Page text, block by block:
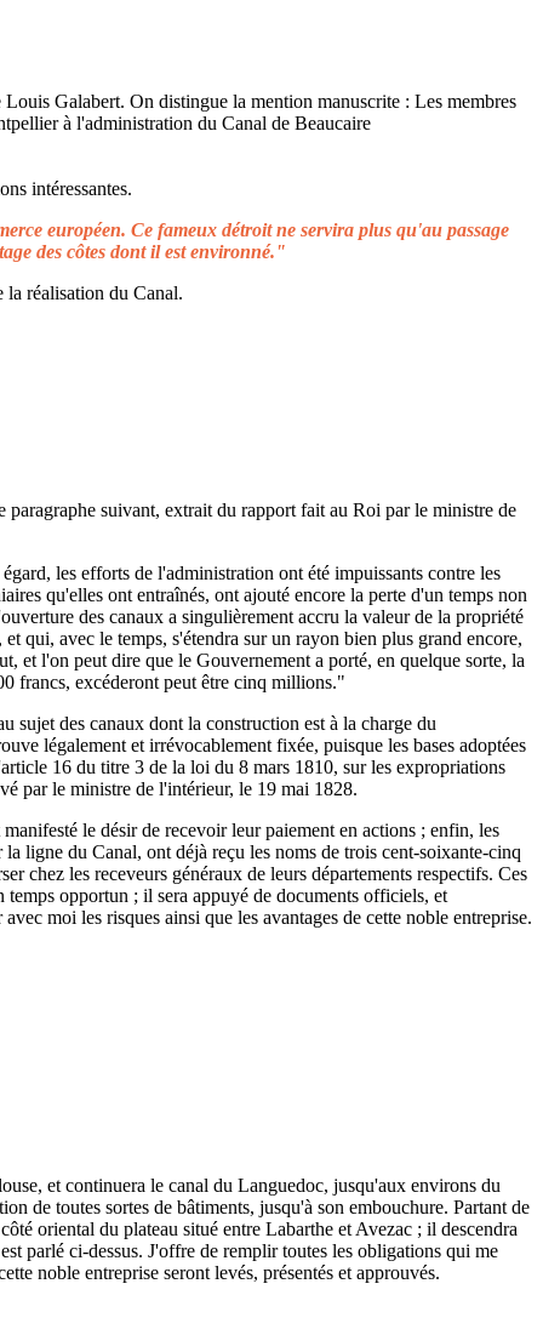
intéressantes.
européen. Ce fameux détroit ne servira plus qu'au passage
des côtes dont il est environné."
réalisation du Canal.
suivant, extrait du rapport fait au Roi par le ministre de
les efforts de l'administration ont été impuissants contre les
qu'elles ont entraînés, ont ajouté encore la perte d'un temps non
des canaux a singulièrement accru la valeur de la propriété
qui, avec le temps, s'étendra sur un rayon bien plus grand encore,
et l'on peut dire que le Gouvernement a porté, en quelque sorte, la
francs, excéderont peut être cinq millions."
sujet des canaux dont la construction est à la charge du
légalement et irrévocablement fixée, puisque les bases adoptées
16 du titre 3 de la loi du 8 mars 1810, sur les expropriations
par le ministre de l'intérieur, le 19 mai 1828.
le désir de recevoir leur paiement en actions ; enfin, les
ligne du Canal, ont déjà reçu les noms de trois cent-soixante-cinq
chez les receveurs généraux de leurs départements respectifs. Ces
temps opportun ; il sera appuyé de documents officiels, et
moi les risques ainsi que les avantages de cette noble entreprise.
et continuera le canal du Languedoc, jusqu'aux environs du
de toutes sortes de bâtiments, jusqu'à son embouchure. Partant de
oriental du plateau situé entre Labarthe et Avezac ; il descendra
parlé ci-dessus. J'offre de remplir toutes les obligations qui me
noble entreprise seront levés, présentés et approuvés.